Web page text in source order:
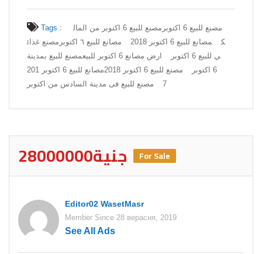
Tags : مصنع للبيع 6 اكتوبر
مصنع للبيع 6 اكتوبر من المال
ك
مصانع للبيع 6 اكتوبر 2018 مصانع للبيع ٦ اكتوبر
مصنع غذائ
ي للبيع 6 اكتوبر
ارض مصانع 6 اكتوبر للبيع
مصنع للبيع بمدينة
6 اكتوبر
مصنع للبيع 6 اكتوبر 2018
مصانع للبيع 6 اكتوبر 201
7
مصنع للبيع فى مدينة السادس من اكتوبر
28000000جنية For Sale
Editor02 WasetMasr
Member Since 28 верасня, 2019
See All Ads